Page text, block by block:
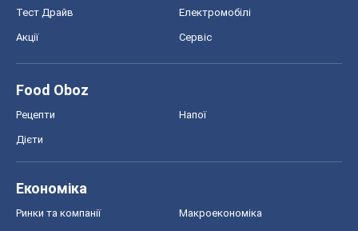
Тест Драйв Електромобілі
Акції Сервіс
Food Oboz
Рецепти Напої
Дієти
Економіка
Ринки та компанії Макроекономіка